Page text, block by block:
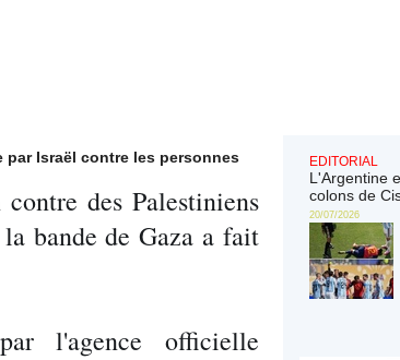
par Israël contre les personnes
des Palestiniens
bande de Gaza a fait
l'agence officielle
EDITORIAL
L'Argentine
colons de
20/07/2026